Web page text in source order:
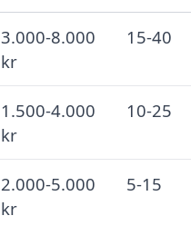
3.000-8.000
kr
15-40
1.500-4.000
kr
10-25
2.000-5.000
kr
5-15